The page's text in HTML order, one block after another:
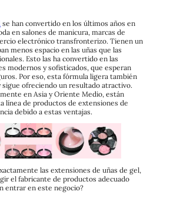
se han convertido en los últimos años en
en salones de manicura, marcas de
electrónico transfronterizo. Tienen un
menos espacio en las uñas que las
Esto las ha convertido en las
modernos y sofisticados, que esperan
Por eso, esta fórmula ligera también
sigue ofreciendo un resultado atractivo.
en Asia y Oriente Medio, están
línea de productos de extensiones de
debido a estas ventajas.
las extensiones de uñas de gel,
el fabricante de productos adecuado
entrar en este negocio?